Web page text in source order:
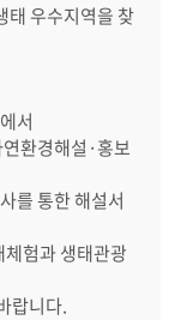
태 우수지역을 찾
서
환경해설·홍보
를 통한 해설서
험과 생태관광
랍니다.